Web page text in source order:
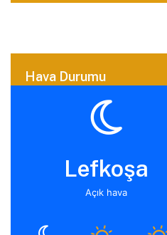
Hava Durumu
Lefkoşa
Açık hava